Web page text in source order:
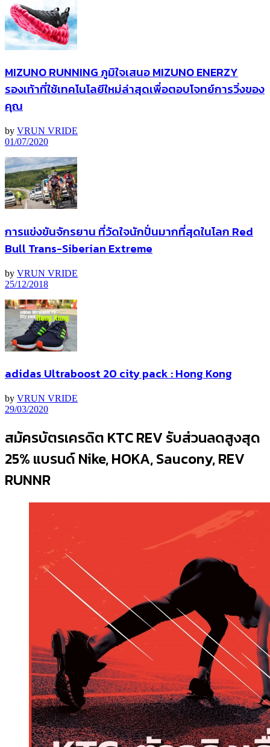
MIZUNO RUNNING ภูมิใจเสนอ MIZUNO ENERZY
รองเท้าที่ใช้เทคโนโลยีใหม่ล่าสุดเพื่อตอบโจทย์การวิ่งของ
คุณ
by VRUN VRIDE
01/07/2020
การแข่งขันจักรยาน ที่วัดใจนักปั่นมากที่สุดในโลก Red
Bull Trans-Siberian Extreme
by VRUN VRIDE
25/12/2018
adidas Ultraboost 20 city pack : Hong Kong
by VRUN VRIDE
29/03/2020
สมัครบัตรเครดิต KTC REV รับส่วนลดสูงสุด
25% แบรนด์ Nike, HOKA, Saucony, REV
RUNNR